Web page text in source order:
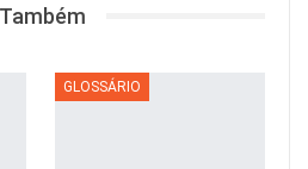
GLOSSÁRIO